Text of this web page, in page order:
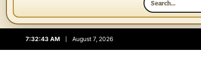
7:32:44 AM August 7, 2026